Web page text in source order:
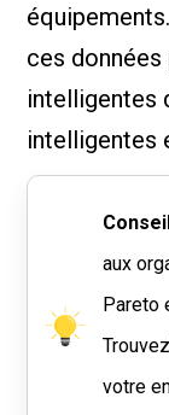
ces
intelligentes
intelligentes
aux
Pareto
votre